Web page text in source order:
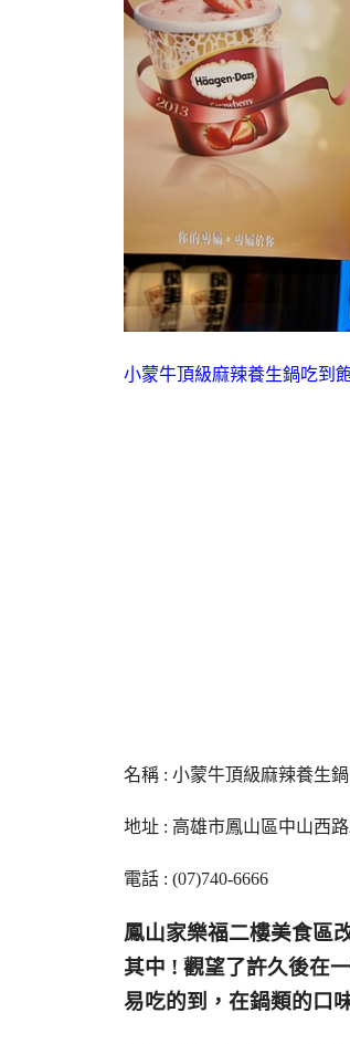
小蒙牛頂級麻辣養生鍋吃到
名稱 : 小蒙牛頂級麻辣養生
地址 : 高雄市鳳山區中山西
電話 : (07)740-6666
鳳山家樂福二樓美食區
其中 ! 觀望了許久後在
易吃的到，在鍋類的口